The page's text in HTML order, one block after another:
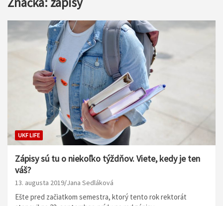
UKF LIFE
Zápisy sú tu o niekoľko týždňov. Viete, kedy je ten
váš?
13. augusta 2019 Jana Sedláková
Ešte pred začiatkom semestra, ktorý tento rok rektorát